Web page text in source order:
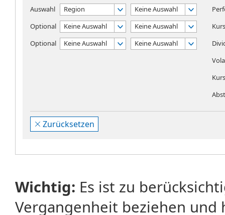
Auswahl
Region
Keine Auswahl
Optional
Keine Auswahl
Keine Auswahl
Optional
Keine Auswahl Keine Auswahl
Zurücksetzen
Wichtig: Es ist zu
Vergangenheit beziehen